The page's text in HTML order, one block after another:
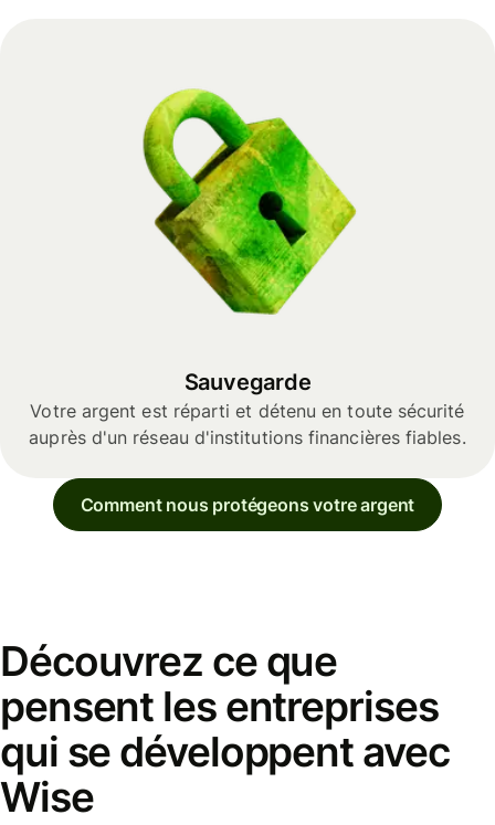
Sauvegarde
Votre argent est réparti et détenu en toute sécurité
auprès d'un réseau d'institutions financières fiables.
Comment nous protégeons votre argent
Découvrez ce que
pensent les entreprises
qui se développent avec
Wise